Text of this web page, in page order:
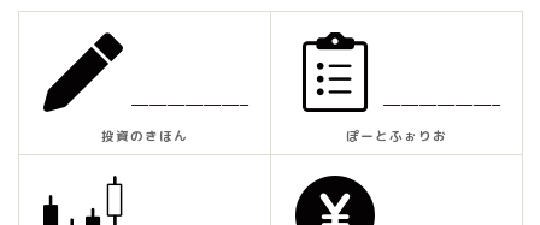
——————–
投資のきほん
——————–
ぽーとふぉりお